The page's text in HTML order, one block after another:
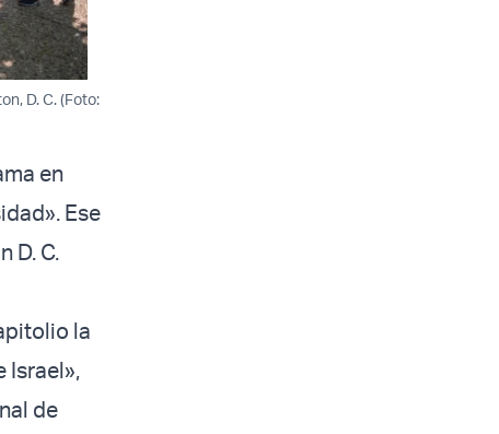
D. C. (Foto:
en
Ese
D. C.
la
Israel»,
de